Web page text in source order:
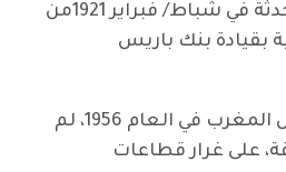
الشركة العامة المستحدثة في شباط/ فبراير 1921من
بقيادة بنك باريس
وعلى الرغم من استقلال المغرب في العام 1956، لم
على غرار قطاعات